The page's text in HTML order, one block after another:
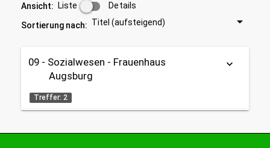
Ansicht: Liste Details
Sortierung nach: Titel (aufsteigend)
09 - Sozialwesen - Frauenhaus
Augsburg
Treffer: 2
keyboard_arrow_down
Tabelle OpenData